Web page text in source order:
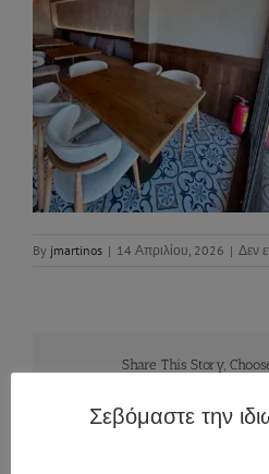
By jmartinos | 14 Απριλίου, 2026 | Δεν
Share This Story,
Σεβόμαστε την